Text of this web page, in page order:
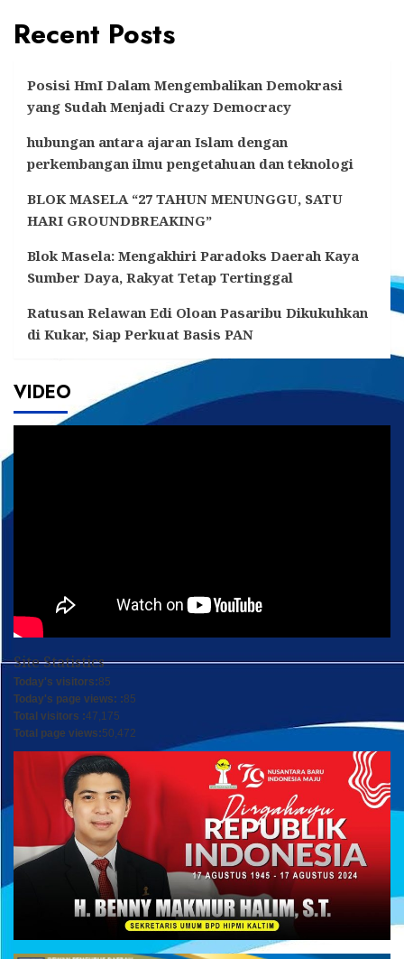
Recent Posts
Posisi HmI Dalam Mengembalikan Demokrasi
yang Sudah Menjadi Crazy Democracy
hubungan antara ajaran Islam dengan
perkembangan ilmu pengetahuan dan teknologi
BLOK MASELA “27 TAHUN MENUNGGU, SATU
HARI GROUNDBREAKING”
Blok Masela: Mengakhiri Paradoks Daerah Kaya
Sumber Daya, Rakyat Tetap Tertinggal
Ratusan Relawan Edi Oloan Pasaribu Dikukuhkan
di Kukar, Siap Perkuat Basis PAN
VIDEO
Site Statistics
Today's visitors:85
Today's page views: :85
Total visitors :47,175
Total page views:50,472